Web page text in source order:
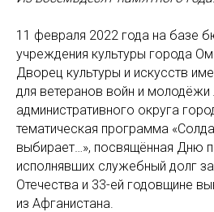
11 февраля 2022 года на базе
учреждения культуры города
Дворец культуры и искусств
для ветеранов войн и молодёжи
административного округа
тематическая программа
выбирает…», посвящённая Дню
исполнявших служебный долг
Отечества и 33-ей годовщине
из Афганистана.